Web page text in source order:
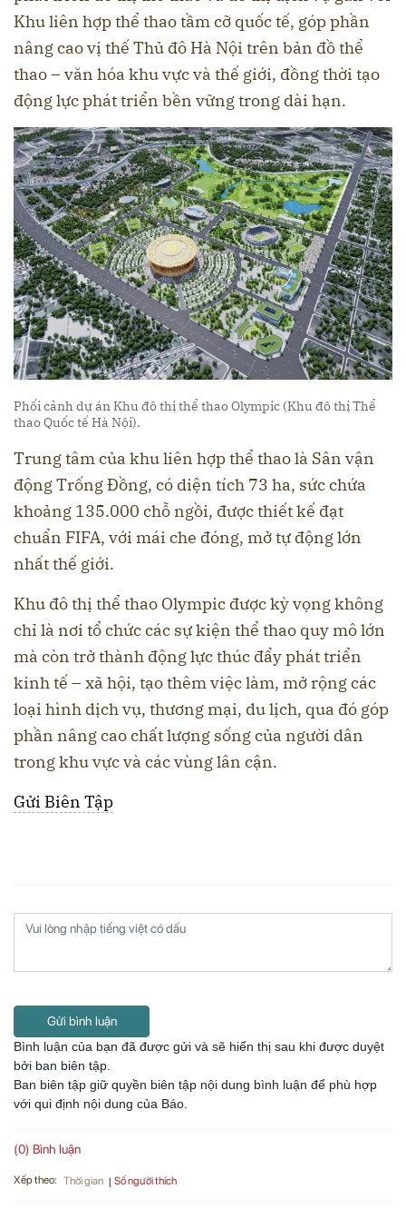
Khu liên hợp thể thao tầm cỡ quốc tế, góp phần
nâng cao vị thế Thủ đô Hà Nội trên bản đồ thể
thao – văn hóa khu vực và thế giới, đồng thời tạo
động lực phát triển bền vững trong dài hạn.
Phối cảnh dự án Khu đô thị thể thao Olympic (Khu đô thị Thể
thao Quốc tế Hà Nội).
Trung tâm của khu liên hợp thể thao là Sân vận
động Trống Đồng, có diện tích 73 ha, sức chứa
khoảng 135.000 chỗ ngồi, được thiết kế đạt
chuẩn FIFA, với mái che đóng, mở tự động lớn
nhất thế giới.
Khu đô thị thể thao Olympic được kỳ vọng không
chỉ là nơi tổ chức các sự kiện thể thao quy mô lớn
mà còn trở thành động lực thúc đẩy phát triển
kinh tế – xã hội, tạo thêm việc làm, mở rộng các
loại hình dịch vụ, thương mại, du lịch, qua đó góp
phần nâng cao chất lượng sống của người dân
trong khu vực và các vùng lân cận.
Gửi Biên Tập
Gửi bình luận
Bình luận của bạn đã được gửi và sẽ hiển thị sau khi được duyệt
bởi ban biên tập.
Ban biên tập giữ quyền biên tập nội dung bình luận để phù hợp
với qui định nội dung của Báo.
(0) Bình luận
Xếp theo: Thời gian Số người thích